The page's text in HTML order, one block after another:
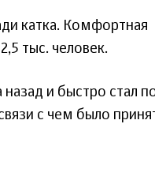
катка. Комфортная
тыс. человек.
назад и быстро стал
с чем было